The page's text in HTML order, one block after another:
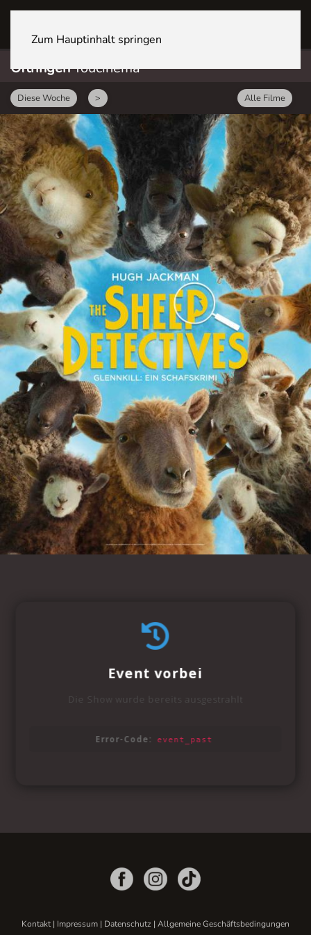
Zum Hauptinhalt springen
OftringenYoucinema
Diese Woche > Alle Filme
Kontakt| Impressum | Datenschutz | Allgemeine Geschäftsbedingungen